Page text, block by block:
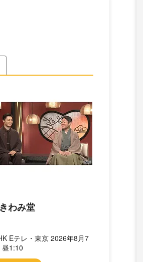
わみ堂
Eテレ・東京 2026年8月7
昼1:10